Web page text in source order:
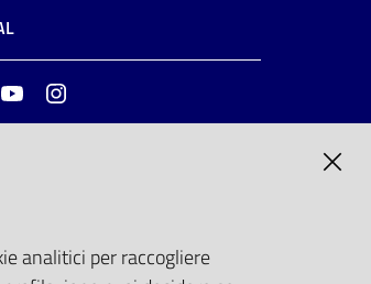
Youtube
analitici per raccogliere